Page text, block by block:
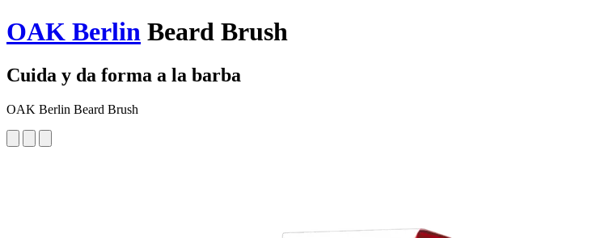
OAK Berlin Beard Brush
Cuida y da forma a la barba
OAK Berlin Beard Brush